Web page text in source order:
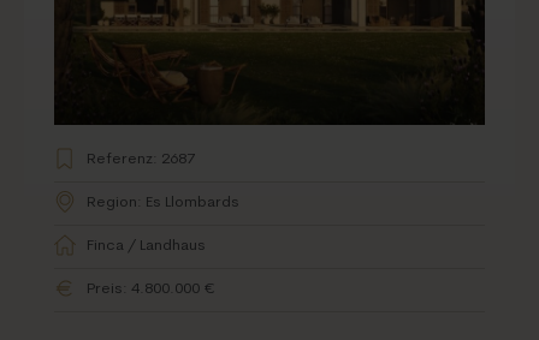
Referenz: 2687
Region: Es Llombards
Finca / Landhaus
Preis: 4.800.000 €